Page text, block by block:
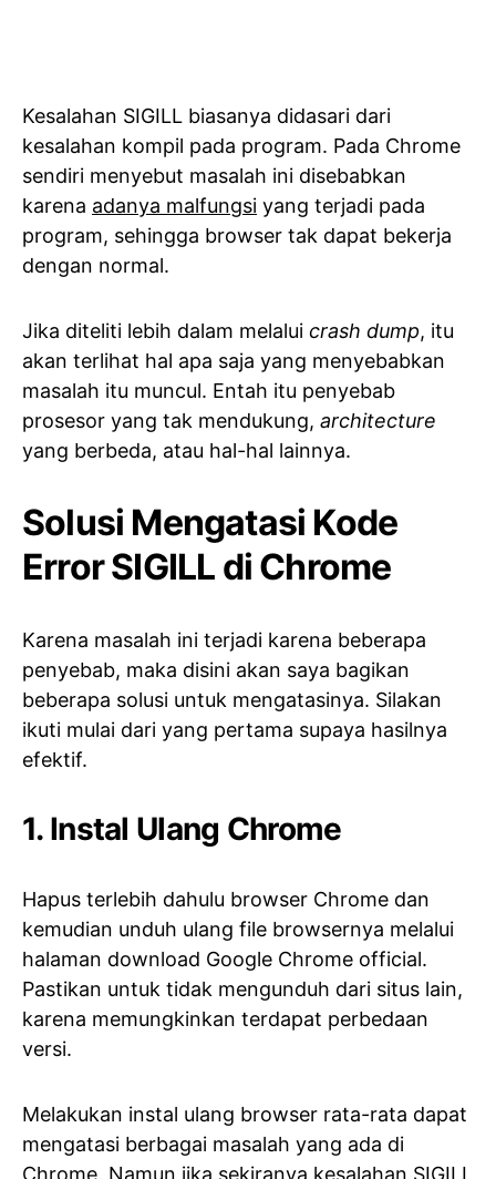
Kesalahan SIGILL biasanya didasari dari
kesalahan kompil pada program. Pada Chrome
sendiri menyebut masalah ini disebabkan
karena adanya malfungsi yang terjadi pada
program, sehingga browser tak dapat bekerja
dengan normal.
Jika diteliti lebih dalam melalui crash dump, itu
akan terlihat hal apa saja yang menyebabkan
masalah itu muncul. Entah itu penyebab
prosesor yang tak mendukung, architecture
yang berbeda, atau hal-hal lainnya.
Solusi Mengatasi Kode
Error SIGILL di Chrome
Karena masalah ini terjadi karena beberapa
penyebab, maka disini akan saya bagikan
beberapa solusi untuk mengatasinya. Silakan
ikuti mulai dari yang pertama supaya hasilnya
efektif.
1. Instal Ulang Chrome
Hapus terlebih dahulu browser Chrome dan
kemudian unduh ulang file browsernya melalui
halaman download Google Chrome official.
Pastikan untuk tidak mengunduh dari situs lain,
karena memungkinkan terdapat perbedaan
versi.
Melakukan instal ulang browser rata-rata dapat
mengatasi berbagai masalah yang ada di
Chrome. Namun jika sekiranya kesalahan SIGILL